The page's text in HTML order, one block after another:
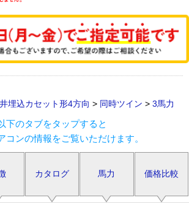
埋込カセット形4方向 > 同時ツイン > 3馬力
下のタブをタップすると
コンの情報をご覧いただけます。
カタログ 馬力 価格比較